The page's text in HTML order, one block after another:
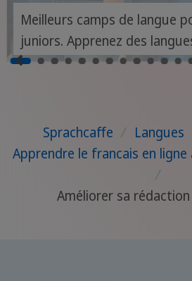
Meilleurs camps de langue
juniors. Apprenez des
Sprachcaffe / Langues
Apprendre le francais en ligne
/
Améliorer sa